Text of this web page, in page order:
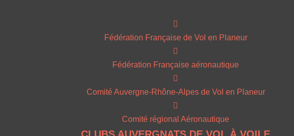
Fédération Française de Vol en Planeur
Fédération Française aéronautique
Comité Auvergne-Rhône-Alpes de Vol en Planeur
Comité régional Aéronautique